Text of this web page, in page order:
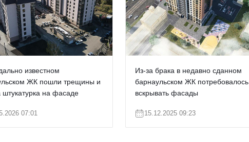
известном
ЖК пошли трещины и
штукатурка на фасаде
07:01
Из-за брака в недавно сданном
барнаульском ЖК потребовалось
вскрывать фасады
15.12.2025 09:23